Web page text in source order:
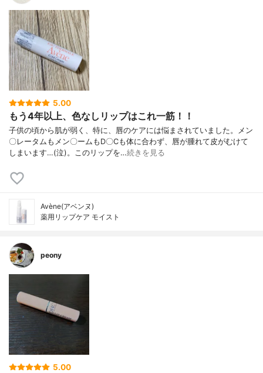
5.00
もう4年以上、色なしリップはこれ一筋！！
子供の頃から肌が弱く、特に、唇のケアには悩まされていました。メン
〇レータムもメン〇ームもD〇Cも体に合わず、唇が腫れて皮がむけて
しまいます…(泣)。このリップを…続きを見る
Avène(アベンヌ)
薬用リップケア モイスト
peony
5.00